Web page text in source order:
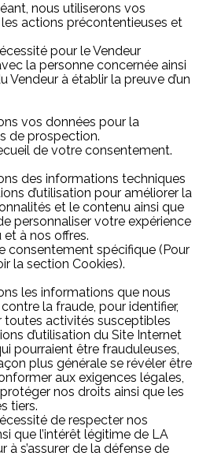
nous utiliserons vos
actions précontentieuses et
pour le Vendeur
la personne concernée ainsi
Vendeur à établir la preuve d’un
vos données pour la
de prospection.
de votre consentement.
des informations techniques
d’utilisation pour améliorer la
et le contenu ainsi que
personnaliser votre expérience
à nos offres.
consentement spécifique (Pour
la section Cookies).
les informations que nous
la fraude, pour identifier,
toutes activités susceptibles
d’utilisation du Site Internet
pourraient être frauduleuses,
plus générale se révéler être
aux exigences légales,
nos droits ainsi que les
tiers.
de respecter nos
que l’intérêt légitime de LA
à s’assurer de la défense de